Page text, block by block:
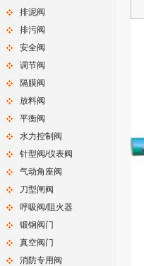
排泥阀
排污阀
安全阀
调节阀
隔膜阀
放料阀
平衡阀
水力控制阀
针型阀/仪表阀
气动角座阀
刀型闸阀
呼吸阀/阻火器
锻钢阀门
真空阀门
消防专用阀